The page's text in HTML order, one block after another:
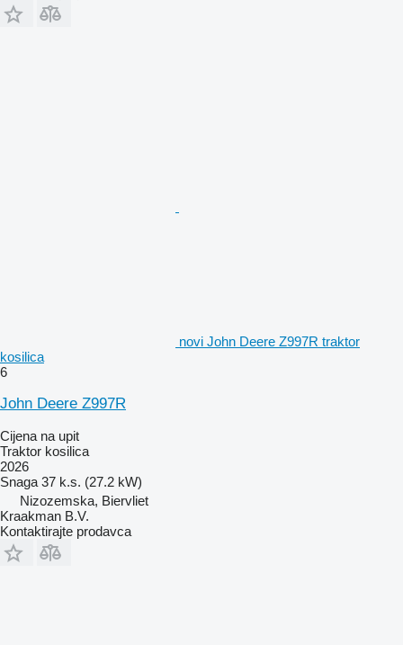
novi John Deere Z997R traktor
kosilica
6
John Deere Z997R
Cijena na upit
Traktor kosilica
2026
Snaga 37 k.s. (27.2 kW)
Nizozemska, Biervliet
Kraakman B.V.
Kontaktirajte prodavca